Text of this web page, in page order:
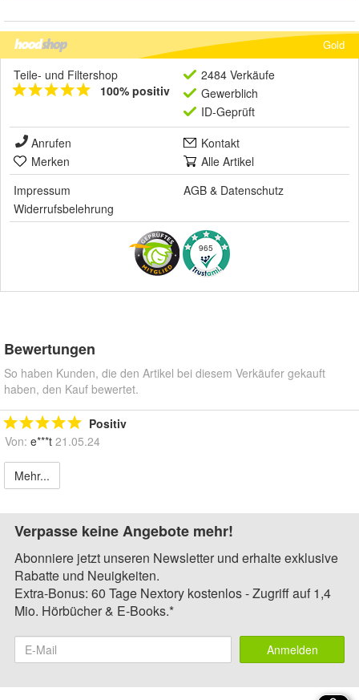
Gold
Teile- und Filtershop
100% positiv
2484 Verkäufe
Gewerblich
ID-Geprüft
Anrufen
Kontakt
Merken
Alle Artikel
Impressum
AGB & Datenschutz
Widerrufsbelehrung
965
Bewertungen
So haben Kunden, die den Artikel bei diesem Verkäufer gekauft
haben, den Kauf bewertet.
Positiv
Von: e***t 21.05.24
Mehr...
Verpasse keine Angebote mehr!
Abonniere jetzt unseren Newsletter und erhalte exklusive
Rabatte und Neuigkeiten.
Extra-Bonus: 60 Tage Nextory kostenlos - Zugriff auf 1,4
Mio. Hörbücher & E-Books.*
Anmelden